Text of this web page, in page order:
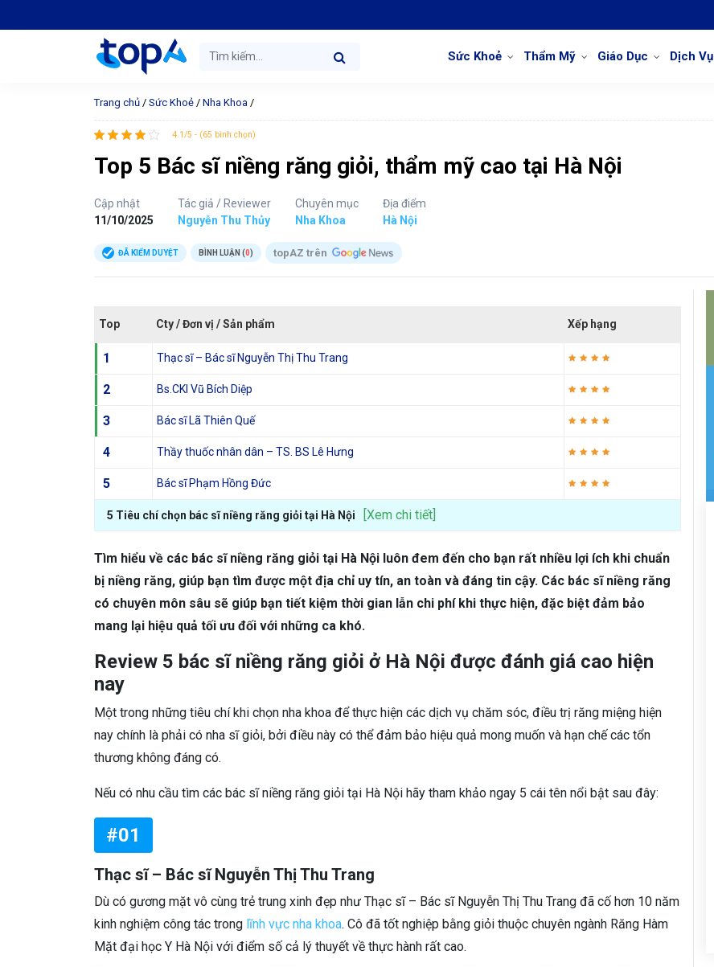
Sức Khoẻ Thẩm Mỹ Giáo Dục Dịch Vụ
Trang chủ / Sức Khoẻ / Nha Khoa /
4.1/5 - (65 bình chọn)
Top 5 Bác sĩ niềng răng giỏi, thẩm mỹ cao tại Hà Nội
Cập nhật
11/10/2025
Tác giả / Reviewer
Nguyễn Thu Thủy
Chuyên mục
Nha Khoa
Địa điểm
Hà Nội
ĐÃ KIỂM DUYỆT BÌNH LUẬN (0) topAZ trên
Top Cty / Đơn vị / Sản phẩm Xếp hạng
1 Thạc sĩ – Bác sĩ Nguyễn Thị Thu Trang
2 Bs.CKI Vũ Bích Diệp
3 Bác sĩ Lã Thiên Quế
4 Thầy thuốc nhân dân – TS. BS Lê Hưng
5 Bác sĩ Phạm Hồng Đức
5 Tiêu chí chọn bác sĩ niềng răng giỏi tại Hà Nội [Xem chi tiết]
Tìm hiểu về các bác sĩ niềng răng giỏi tại Hà Nội luôn đem đến cho bạn rất nhiều lợi ích khi chuẩn
bị niềng răng, giúp bạn tìm được một địa chỉ uy tín, an toàn và đáng tin cậy. Các bác sĩ niềng răng
có chuyên môn sâu sẽ giúp bạn tiết kiệm thời gian lẫn chi phí khi thực hiện, đặc biệt đảm bảo
mang lại hiệu quả tối ưu đối với những ca khó.
Review 5 bác sĩ niềng răng giỏi ở Hà Nội được đánh giá cao hiện
nay
Một trong những tiêu chí khi chọn nha khoa để thực hiện các dịch vụ chăm sóc, điều trị răng miệng hiện
nay chính là phải có nha sĩ giỏi, bởi điều này có thể đảm bảo hiệu quả mong muốn và hạn chế các tổn
thương không đáng có.
Nếu có nhu cầu tìm các bác sĩ niềng răng giỏi tại Hà Nội hãy tham khảo ngay 5 cái tên nổi bật sau đây:
#01
Thạc sĩ – Bác sĩ Nguyễn Thị Thu Trang
Dù có gương mặt vô cùng trẻ trung xinh đẹp như Thạc sĩ – Bác sĩ Nguyễn Thị Thu Trang đã cố hơn 10 năm
kinh nghiệm công tác trong lĩnh vực nha khoa. Cô đã tốt nghiệp bằng giỏi thuộc chuyên ngành Răng Hàm
Mặt đại học Y Hà Nội với điểm số cả lý thuyết về thực hành rất cao.